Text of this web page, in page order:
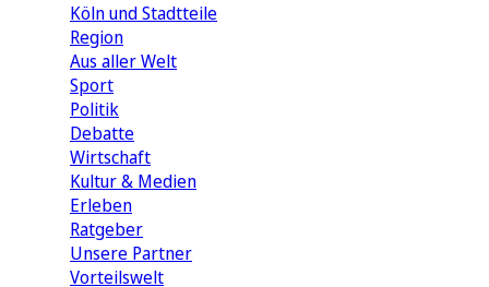
Köln und Stadtteile
Region
Aus aller Welt
Sport
Politik
Debatte
Wirtschaft
Kultur & Medien
Erleben
Ratgeber
Unsere Partner
Vorteilswelt